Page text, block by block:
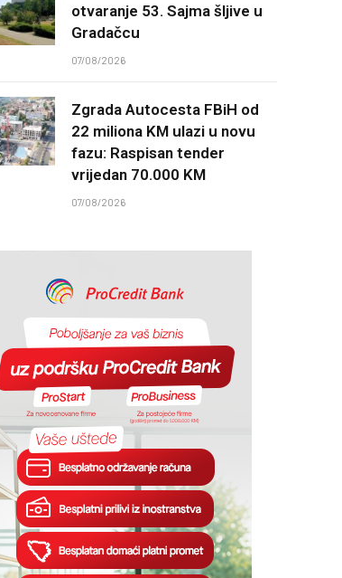
otvaranje 53. Sajma šljive u
Gradačcu
07/08/2026
Zgrada Autocesta FBiH od
22 miliona KM ulazi u novu
fazu: Raspisan tender
vrijedan 70.000 KM
07/08/2026